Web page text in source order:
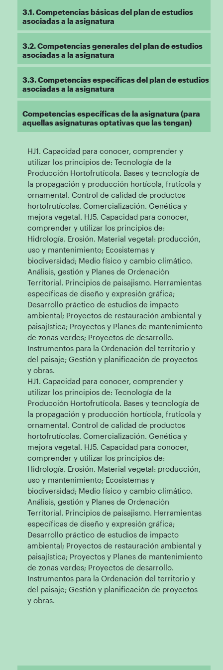
3.1. Competencias básicas del plan de estudios
asociadas a la asignatura
3.2. Competencias generales del plan de estudios
asociadas a la asignatura
3.3. Competencias específicas del plan de estudios
asociadas a la asignatura
Competencias específicas de la asignatura (para
aquellas asignaturas optativas que las tengan)
HJ1. Capacidad para conocer, comprender y
utilizar los principios de: Tecnología de la
Producción Hortofrutícola. Bases y tecnología de
la propagación y producción hortícola, frutícola y
ornamental. Control de calidad de productos
hortofrutícolas. Comercialización. Genética y
mejora vegetal. HJ5. Capacidad para conocer,
comprender y utilizar los principios de:
Hidrología. Erosión. Material vegetal: producción,
uso y mantenimiento; Ecosistemas y
biodiversidad; Medio físico y cambio climático.
Análisis, gestión y Planes de Ordenación
Territorial. Principios de paisajismo. Herramientas
específicas de diseño y expresión gráfica;
Desarrollo práctico de estudios de impacto
ambiental; Proyectos de restauración ambiental y
paisajística; Proyectos y Planes de mantenimiento
de zonas verdes; Proyectos de desarrollo.
Instrumentos para la Ordenación del territorio y
del paisaje; Gestión y planificación de proyectos
y obras.
HJ1. Capacidad para conocer, comprender y
utilizar los principios de: Tecnología de la
Producción Hortofrutícola. Bases y tecnología de
la propagación y producción hortícola, frutícola y
ornamental. Control de calidad de productos
hortofrutícolas. Comercialización. Genética y
mejora vegetal. HJ5. Capacidad para conocer,
comprender y utilizar los principios de:
Hidrología. Erosión. Material vegetal: producción,
uso y mantenimiento; Ecosistemas y
biodiversidad; Medio físico y cambio climático.
Análisis, gestión y Planes de Ordenación
Territorial. Principios de paisajismo. Herramientas
específicas de diseño y expresión gráfica;
Desarrollo práctico de estudios de impacto
ambiental; Proyectos de restauración ambiental y
paisajística; Proyectos y Planes de mantenimiento
de zonas verdes; Proyectos de desarrollo.
Instrumentos para la Ordenación del territorio y
del paisaje; Gestión y planificación de proyectos
y obras.